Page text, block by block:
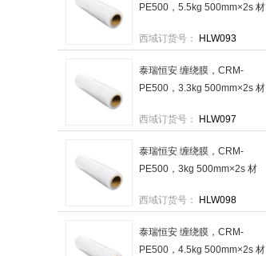
PE500，5.5kg 500mm×2s 材
西域订货号：
HLW093
泰瑞恒安 缠绕膜，CRM-
PE500，3.3kg 500mm×2s 材
西域订货号：
HLW097
泰瑞恒安 缠绕膜，CRM-
PE500，3kg 500mm×2s 材
西域订货号：
HLW098
泰瑞恒安 缠绕膜，CRM-
PE500，4.5kg 500mm×2s 材